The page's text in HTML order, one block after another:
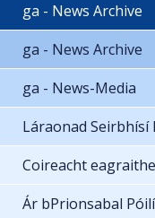
ga - News Archive
ga - News Archive
ga - News-Media
Láraonad Seirbhísí
Coireacht
Ár bPrionsabal